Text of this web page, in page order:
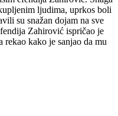
ljudima, uprkos boli
su snažan dojam na sve
Zahirović ispričao je
kako je sanjao da mu